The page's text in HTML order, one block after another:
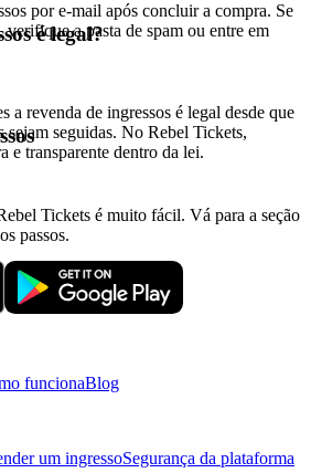
por e-mail após concluir a compra. Se
a pasta de spam ou entre em
é legal?
a revenda de ingressos é legal desde que
sejam seguidas. No Rebel Tickets,
e transparente dentro da lei.
Tickets é muito fácil. Vá para a seção
passos.
funcionaBlog
um ingressoSegurança da plataforma